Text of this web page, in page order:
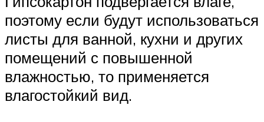
поэтому если будут использоваться
листы для ванной, кухни и других
помещений с повышенной
влажностью, то применяется
влагостойкий вид.